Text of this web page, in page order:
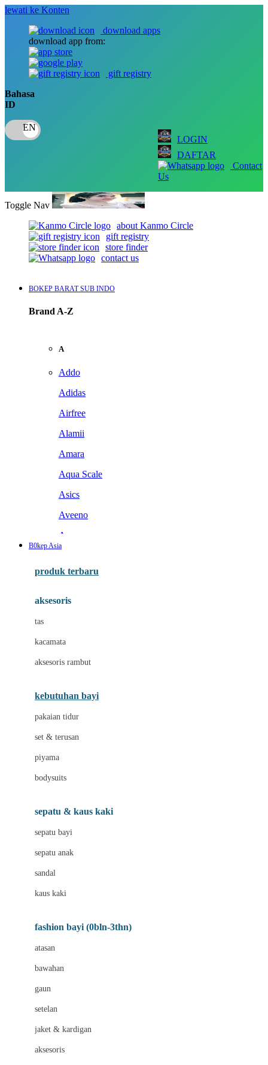
lewati ke Konten
download apps
download app from:
gift registry
Bahasa
ID
LOGIN
DAFTAR
Contact
Us
Toggle Nav
about Kanmo Circle
gift registry
store finder
contact us
BOKEP BARAT SUB INDO
Brand A-Z
A
Addo
Adidas
Airfree
Alamii
Amara
Aqua Scale
Asics
Aveeno
Awan
Baabaasheepz
Baby Dove
Baby Jogger
Beauty Barn
Bio Oil
Biolane
Bizzi Growin
Blooming Marvellous
Bravado
Buds Organics
Bugaboo
B0kep Asia
produk terbaru
aksesoris
tas
kacamata
aksesoris rambut
kebutuhan bayi
pakaian tidur
set & terusan
piyama
bodysuits
sepatu & kaus kaki
sepatu bayi
sepatu anak
sandal
kaus kaki
fashion bayi (0bln-3thn)
atasan
bawahan
gaun
setelan
jaket & kardigan
aksesoris